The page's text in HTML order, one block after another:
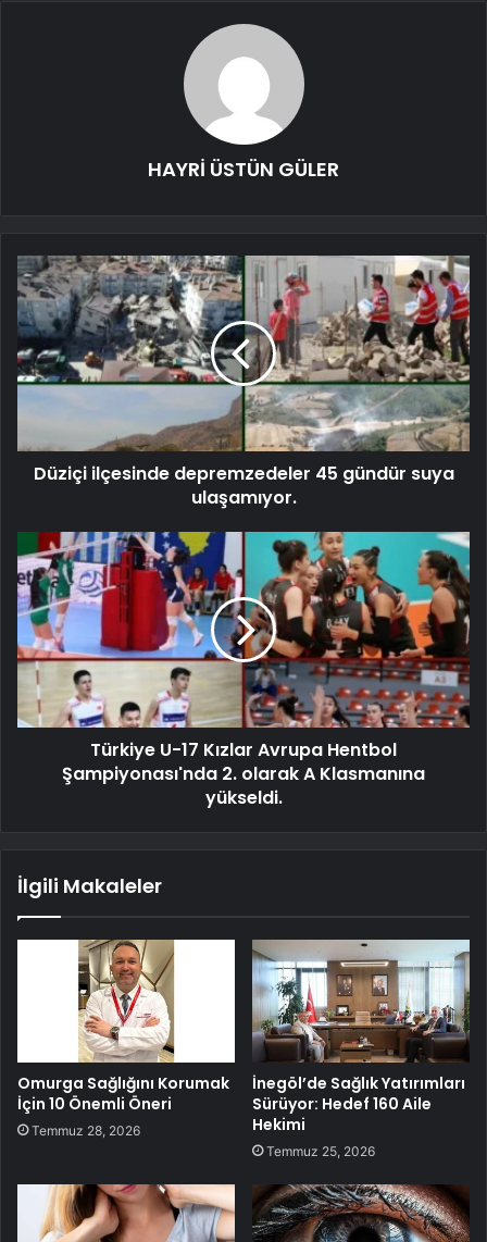
HAYRİ ÜSTÜN GÜLER
Düziçi ilçesinde depremzedeler 45 gündür suya
ulaşamıyor.
Türkiye U-17 Kızlar Avrupa Hentbol
Şampiyonası'nda 2. olarak A Klasmanına
yükseldi.
İlgili Makaleler
Omurga Sağlığını Korumak
İçin 10 Önemli Öneri
Temmuz 28, 2026
İnegöl’de Sağlık Yatırımları
Sürüyor: Hedef 160 Aile
Hekimi
Temmuz 25, 2026